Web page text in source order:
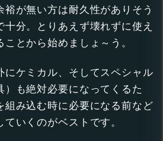
裕が無い方は耐久性がありそう
十分。とりあえず壊れずに使え
とから始めましょ～う。
にケミカル、そしてスペシャル
）も絶対必要になってくるた
組み込む時に必要になる前など
いくのがベストです。